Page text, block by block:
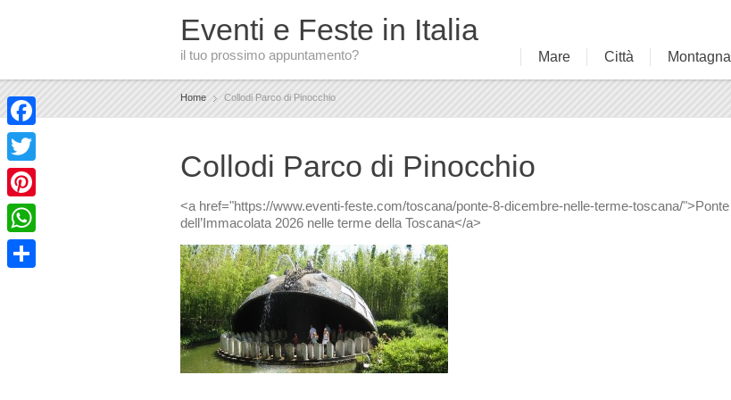
Eventi e Feste in Italia
il tuo prossimo appuntamento? Mare Città Montagna
Home Collodi Parco di Pinocchio
Collodi Parco di Pinocchio
<a href="https://www.eventi-feste.com/toscana/ponte-8-dicembre-nelle-terme-toscana/">Ponte
dell’Immacolata 2026 nelle terme della Toscana</a>
Facebook
Twitter
Pinterest
WhatsApp